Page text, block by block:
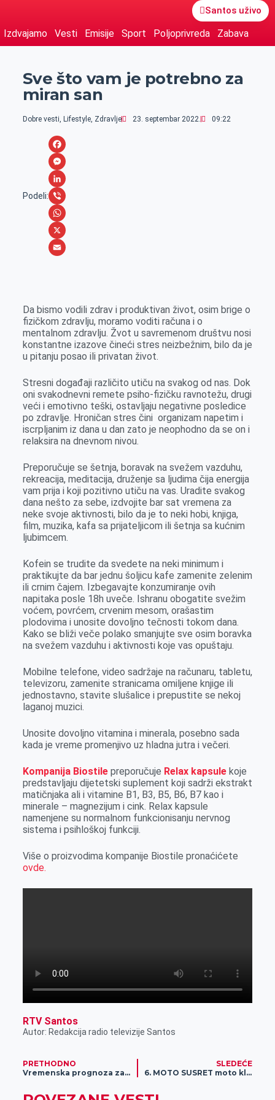
Santos uživo
Izdvajamo Vesti Emisije Sport Poljoprivreda Zabava
Sve što vam je potrebno za
miran san
Dobre vesti, Lifestyle, Zdravlje 23. septembar 2022. 09:22
Podeli:
F
a
c
e
b
o
M
e
s
s
e
r
L
i
n
k
n
V
i
b
W
h
A
p
p
X
i
l
Da bismo vodili zdrav i produktivan život, osim brige o
fizičkom zdravlju, moramo voditi računa i o
mentalnom zdravlju. Žvot u savremenom društvu nosi
konstantne izazove čineći stres neizbežnim, bilo da je
u pitanju posao ili privatan život.
Stresni događaji različito utiču na svakog od nas. Dok
oni svakodnevni remete psiho-fizičku ravnotežu, drugi
veći i emotivno teški, ostavljaju negativne posledice
po zdravlje. Hroničan stres čini organizam napetim i
iscrpljanim iz dana u dan zato je neophodno da se on i
relaksira na dnevnom nivou.
Preporučuje se šetnja, boravak na svežem vazduhu,
rekreacija, meditacija, druženje sa ljudima čija energija
vam prija i koji pozitivno utiču na vas. Uradite svakog
dana nešto za sebe, izdvojite bar sat vremena za
neke svoje aktivnosti, bilo da je to neki hobi, knjiga,
film, muzika, kafa sa prijateljicom ili šetnja sa kućnim
ljubimcem.
Kofein se trudite da svedete na neki minimum i
praktikujte da bar jednu šoljicu kafe zamenite zelenim
ili crnim čajem. Izbegavajte konzumiranje ovih
napitaka posle 18h uveče. Ishranu obogatite svežim
voćem, povrćem, crvenim mesom, orašastim
plodovima i unosite dovoljno tečnosti tokom dana.
Kako se bliži veče polako smanjujte sve osim boravka
na svežem vazduhu i aktivnosti koje vas opuštaju.
Mobilne telefone, video sadržaje na računaru, tabletu,
televizoru, zamenite stranicama omiljene knjige ili
jednostavno, stavite slušalice i prepustite se nekoj
laganoj muzici.
Unosite dovoljno vitamina i minerala, posebno sada
kada je vreme promenjivo uz hladna jutra i večeri.
Kompanija Biostilepreporučuje Relax kapsulekoje
predstavljaju dijetetski suplement koji sadrži ekstrakt
matičnjaka ali i vitamine B1, B3, B5, B6, B7 kao i
minerale – magnezijum i cink. Relax kapsule
namenjene su normalnom funkcionisanju nervnog
sistema i psihloškoj funkciji.
Više o proizvodima kompanije Biostile pronaćićete
ovde.
RTV Santos
Autor: Redakcija radio televizije Santos
PRETHODNO
Vremenska prognoza za 23. septembar
SLEDEĆE
6. MOTO SUSRET moto kluba „Petrovgrad“